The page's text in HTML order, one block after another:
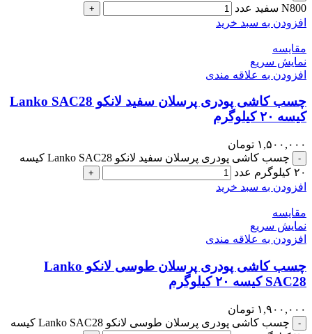
N800 سفید عدد
+
افزودن به سبد خرید
مقايسه
نمایش سریع
افزودن به علاقه مندی
چسب کاشی پودری پرسلان سفید لانکو Lanko SAC28
کیسه ۲۰ کیلوگرم
۱,۵۰۰,۰۰۰ تومان
-
چسب کاشی پودری پرسلان سفید لانکو Lanko SAC28 کیسه
۲۰ کیلوگرم عدد
+
افزودن به سبد خرید
مقايسه
نمایش سریع
افزودن به علاقه مندی
چسب کاشی پودری پرسلان طوسی لانکو Lanko
SAC28 کیسه ۲۰ کیلوگرم
۱,۹۰۰,۰۰۰ تومان
-
چسب کاشی پودری پرسلان طوسی لانکو Lanko SAC28 کیسه